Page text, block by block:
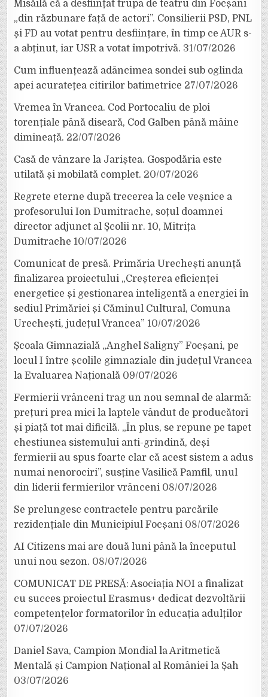
Misăilă că a desființat trupa de teatru din Focșani
„din răzbunare față de actori”. Consilierii PSD, PNL
și FD au votat pentru desființare, în timp ce AUR s-
a abținut, iar USR a votat împotrivă. 31/07/2026
Cum influențează adâncimea sondei sub oglinda
apei acuratețea citirilor batimetrice 27/07/2026
Vremea în Vrancea. Cod Portocaliu de ploi
torențiale până diseară, Cod Galben până mâine
dimineață. 22/07/2026
Casă de vânzare la Jariștea. Gospodăria este
utilată și mobilată complet. 20/07/2026
Regrete eterne după trecerea la cele veșnice a
profesorului Ion Dumitrache, soțul doamnei
director adjunct al Școlii nr. 10, Mitrița
Dumitrache 10/07/2026
Comunicat de presă. Primăria Urechești anunță
finalizarea proiectului „Creșterea eficienței
energetice și gestionarea inteligentă a energiei în
sediul Primăriei și Căminul Cultural, Comuna
Urechești, județul Vrancea” 10/07/2026
Școala Gimnazială „Anghel Saligny” Focșani, pe
locul I între școlile gimnaziale din județul Vrancea
la Evaluarea Națională 09/07/2026
Fermierii vrânceni trag un nou semnal de alarmă:
prețuri prea mici la laptele vândut de producători
și piață tot mai dificilă. „În plus, se repune pe tapet
chestiunea sistemului anti-grindină, deși
fermierii au spus foarte clar că acest sistem a adus
numai nenorociri”, susține Vasilică Pamfil, unul
din liderii fermierilor vrânceni 08/07/2026
Se prelungesc contractele pentru parcările
rezidențiale din Municipiul Focșani 08/07/2026
AI Citizens mai are două luni până la începutul
unui nou sezon. 08/07/2026
COMUNICAT DE PRESĂ: Asociația NOI a finalizat
cu succes proiectul Erasmus+ dedicat dezvoltării
competențelor formatorilor în educația adulților
07/07/2026
Daniel Sava, Campion Mondial la Aritmetică
Mentală și Campion Național al României la Șah
03/07/2026